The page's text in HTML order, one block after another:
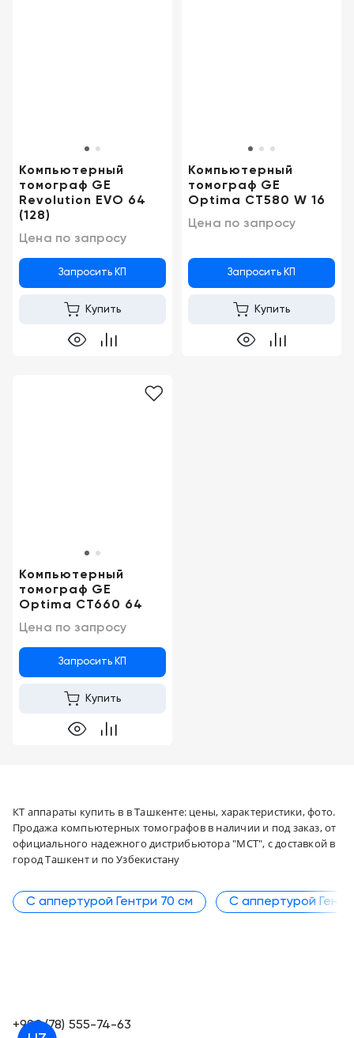
Компьютерный
томограф GE
Revolution EVO 64
(128)
Цена по запросу
Запросить КП
Купить
Компьютерный
томограф GE
Optima CT580 W 16
Цена по запросу
Запросить КП
Купить
Компьютерный
томограф GE
Optima CT660 64
Цена по запросу
Запросить КП
Купить
КТ аппараты купить в в Ташкенте: цены, характеристики, фото.
Продажа компьютерных томографов в наличии и под заказ, от
официального надежного дистрибьютора "МСТ", с доставкой в
город Ташкент и по Узбекистану
С аппертурой Гентри 70 см С аппертурой
+998 (78) 555-74-63